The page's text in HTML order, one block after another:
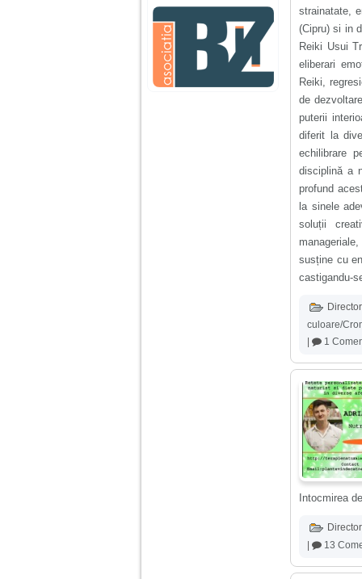
agresiva, orice
greseala era taxata cu
o palma sau pedepse.
De 4 ani am o relatie
serioasa cu un barbat
strainatate,
(Cipru) si in
Reiki Usui
eliberari
Reiki,
de
puterii
diferit la
echilibrare
disciplină a
profund
la sinele
soluții
susține cu
castigandu-
culoare/
1
Intocmirea
13